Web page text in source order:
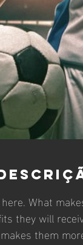
What
they will
makes them